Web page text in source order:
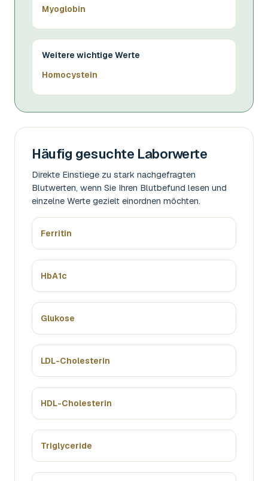
Myoglobin
Weitere wichtige Werte
Homocystein
Häufig gesuchte Laborwerte
Direkte Einstiege zu stark nachgefragten
Blutwerten, wenn Sie Ihren Blutbefund lesen und
einzelne Werte gezielt einordnen möchten.
Ferritin
HbA1c
Glukose
LDL-Cholesterin
HDL-Cholesterin
Triglyceride